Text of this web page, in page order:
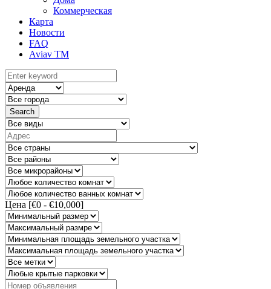
Коммерческая
Карта
Новости
FAQ
Aviav TM
Search
Цена [€0 - €10,000]